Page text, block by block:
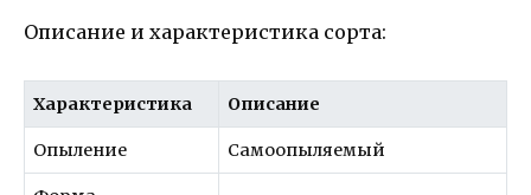
Описание и характеристика сорта:
Характеристика Описание
Опыление Самоопыляемый